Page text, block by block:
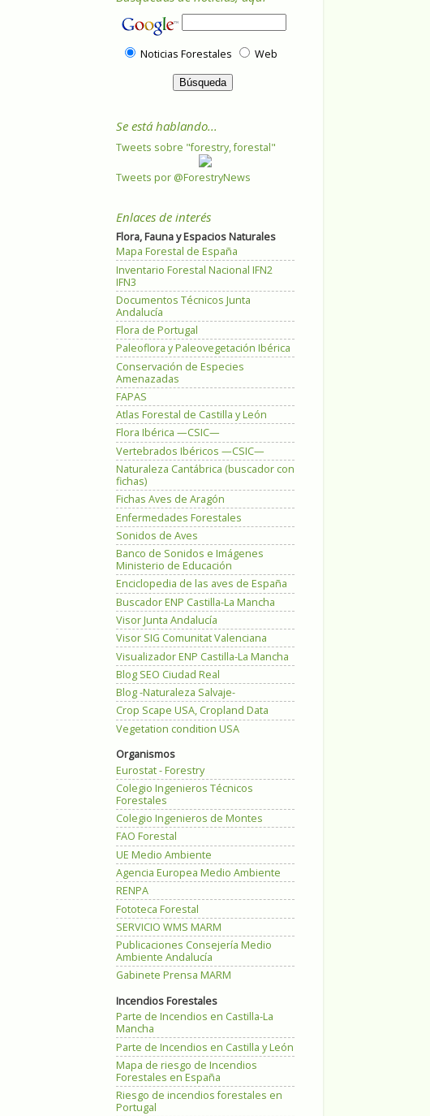
Noticias Forestales Web
Se está hablando...
Tweets sobre "forestry, forestal"
Tweets por @ForestryNews
Enlaces de interés
Flora, Fauna y Espacios Naturales
Mapa Forestal de España
Inventario Forestal Nacional IFN2
IFN3
Documentos Técnicos Junta
Andalucía
Flora de Portugal
Paleoflora y Paleovegetación Ibérica
Conservación de Especies
Amenazadas
FAPAS
Atlas Forestal de Castilla y León
Flora Ibérica —CSIC—
Vertebrados Ibéricos —CSIC—
Naturaleza Cantábrica (buscador con
fichas)
Fichas Aves de Aragón
Enfermedades Forestales
Sonidos de Aves
Banco de Sonidos e Imágenes
Ministerio de Educación
Enciclopedia de las aves de España
Buscador ENP Castilla-La Mancha
Visor Junta Andalucía
Visor SIG Comunitat Valenciana
Visualizador ENP Castilla-La Mancha
Blog SEO Ciudad Real
Blog -Naturaleza Salvaje-
Crop Scape USA, Cropland Data
Vegetation condition USA
Organismos
Eurostat - Forestry
Colegio Ingenieros Técnicos
Forestales
Colegio Ingenieros de Montes
FAO Forestal
UE Medio Ambiente
Agencia Europea Medio Ambiente
RENPA
Fototeca Forestal
SERVICIO WMS MARM
Publicaciones Consejería Medio
Ambiente Andalucía
Gabinete Prensa MARM
Incendios Forestales
Parte de Incendios en Castilla-La
Mancha
Parte de Incendios en Castilla y León
Mapa de riesgo de Incendios
Forestales en España
Riesgo de incendios forestales en
Portugal